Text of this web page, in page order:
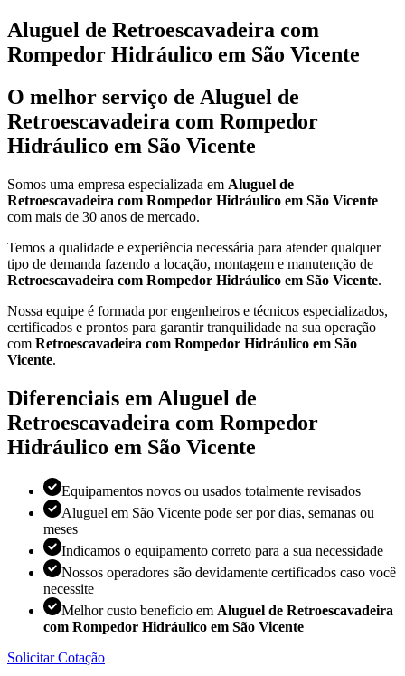
Aluguel de Retroescavadeira com
Rompedor Hidráulico em São Vicente
O melhor serviço de Aluguel de
Retroescavadeira com Rompedor
Hidráulico em São Vicente
Somos uma empresa especializada em Aluguel de
Retroescavadeira com Rompedor Hidráulico em São Vicente
com mais de 30 anos de mercado.
Temos a qualidade e experiência necessária para atender qualquer
tipo de demanda fazendo a locação, montagem e manutenção de
Retroescavadeira com Rompedor Hidráulico em São Vicente.
Nossa equipe é formada por engenheiros e técnicos especializados,
certificados e prontos para garantir tranquilidade na sua operação
com Retroescavadeira com Rompedor Hidráulico em São
Vicente.
Diferenciais em Aluguel de
Retroescavadeira com Rompedor
Hidráulico em São Vicente
Equipamentos novos ou usados totalmente revisados
Aluguel em São Vicente pode ser por dias, semanas ou
meses
Indicamos o equipamento correto para a sua necessidade
Nossos operadores são devidamente certificados caso você
necessite
Melhor custo benefício em Aluguel de Retroescavadeira
com Rompedor Hidráulico em São Vicente
Solicitar Cotação